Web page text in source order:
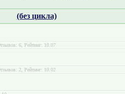
(без цикла)
6, Рейтинг: 10.07
2, Рейтинг: 10.02